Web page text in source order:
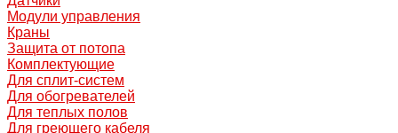
Модули управления
Краны
Защита от потопа
Комплектующие
Для сплит-систем
Для обогревателей
Для теплых полов
Для греющего кабеля